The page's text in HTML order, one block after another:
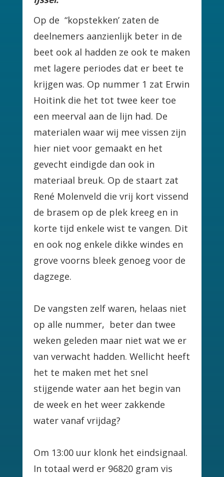
Op de “kopstekken’ zaten de
deelnemers aanzienlijk beter in de
beet ook al hadden ze ook te maken
met lagere periodes dat er beet te
krijgen was. Op nummer 1 zat Erwin
Hoitink die het tot twee keer toe
een meerval aan de lijn had. De
materialen waar wij mee vissen zijn
hier niet voor gemaakt en het
gevecht eindigde dan ook in
materiaal breuk. Op de staart zat
René Molenveld die vrij kort vissend
de brasem op de plek kreeg en in
korte tijd enkele wist te vangen. Dit
en ook nog enkele dikke windes en
grove voorns bleek genoeg voor de
dagzege.
De vangsten zelf waren, helaas niet
op alle nummer, beter dan twee
weken geleden maar niet wat we er
van verwacht hadden. Wellicht heeft
het te maken met het snel
stijgende water aan het begin van
de week en het weer zakkende
water vanaf vrijdag?
Om 13:00 uur klonk het eindsignaal.
In totaal werd er 96820 gram vis